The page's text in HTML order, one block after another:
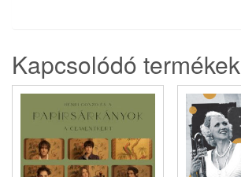
Kapcsolódó termékek